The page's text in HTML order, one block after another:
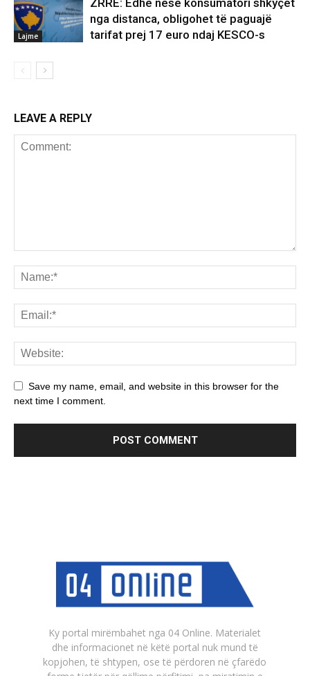
Lajme
nga distanca, obligohet të paguajë
tarifat prej 17 euro ndaj KESCO-s
LEAVE A REPLY
Save my name, email, and website in this browser for the
next time I comment.
Ky portal mirëmbahet nga 04 Online. Materialet
dhe informacionet në këtë portal nuk mund të
kopjohen, të shtypen, ose të përdoren në çfarëdo